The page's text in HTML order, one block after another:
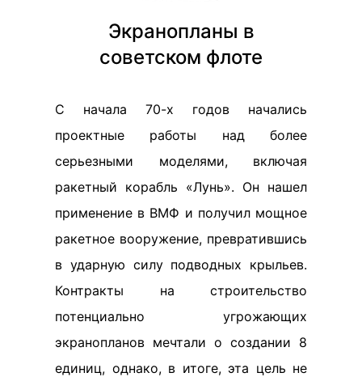
Экранопланы в
советском флоте
С начала 70-х годов начались
проектные работы над более
серьезными моделями, включая
ракетный корабль «Лунь». Он нашел
применение в ВМФ и получил мощное
ракетное вооружение, превратившись
в ударную силу подводных крыльев.
Контракты на строительство
потенциально угрожающих
экранопланов мечтали о создании 8
единиц, однако, в итоге, эта цель не